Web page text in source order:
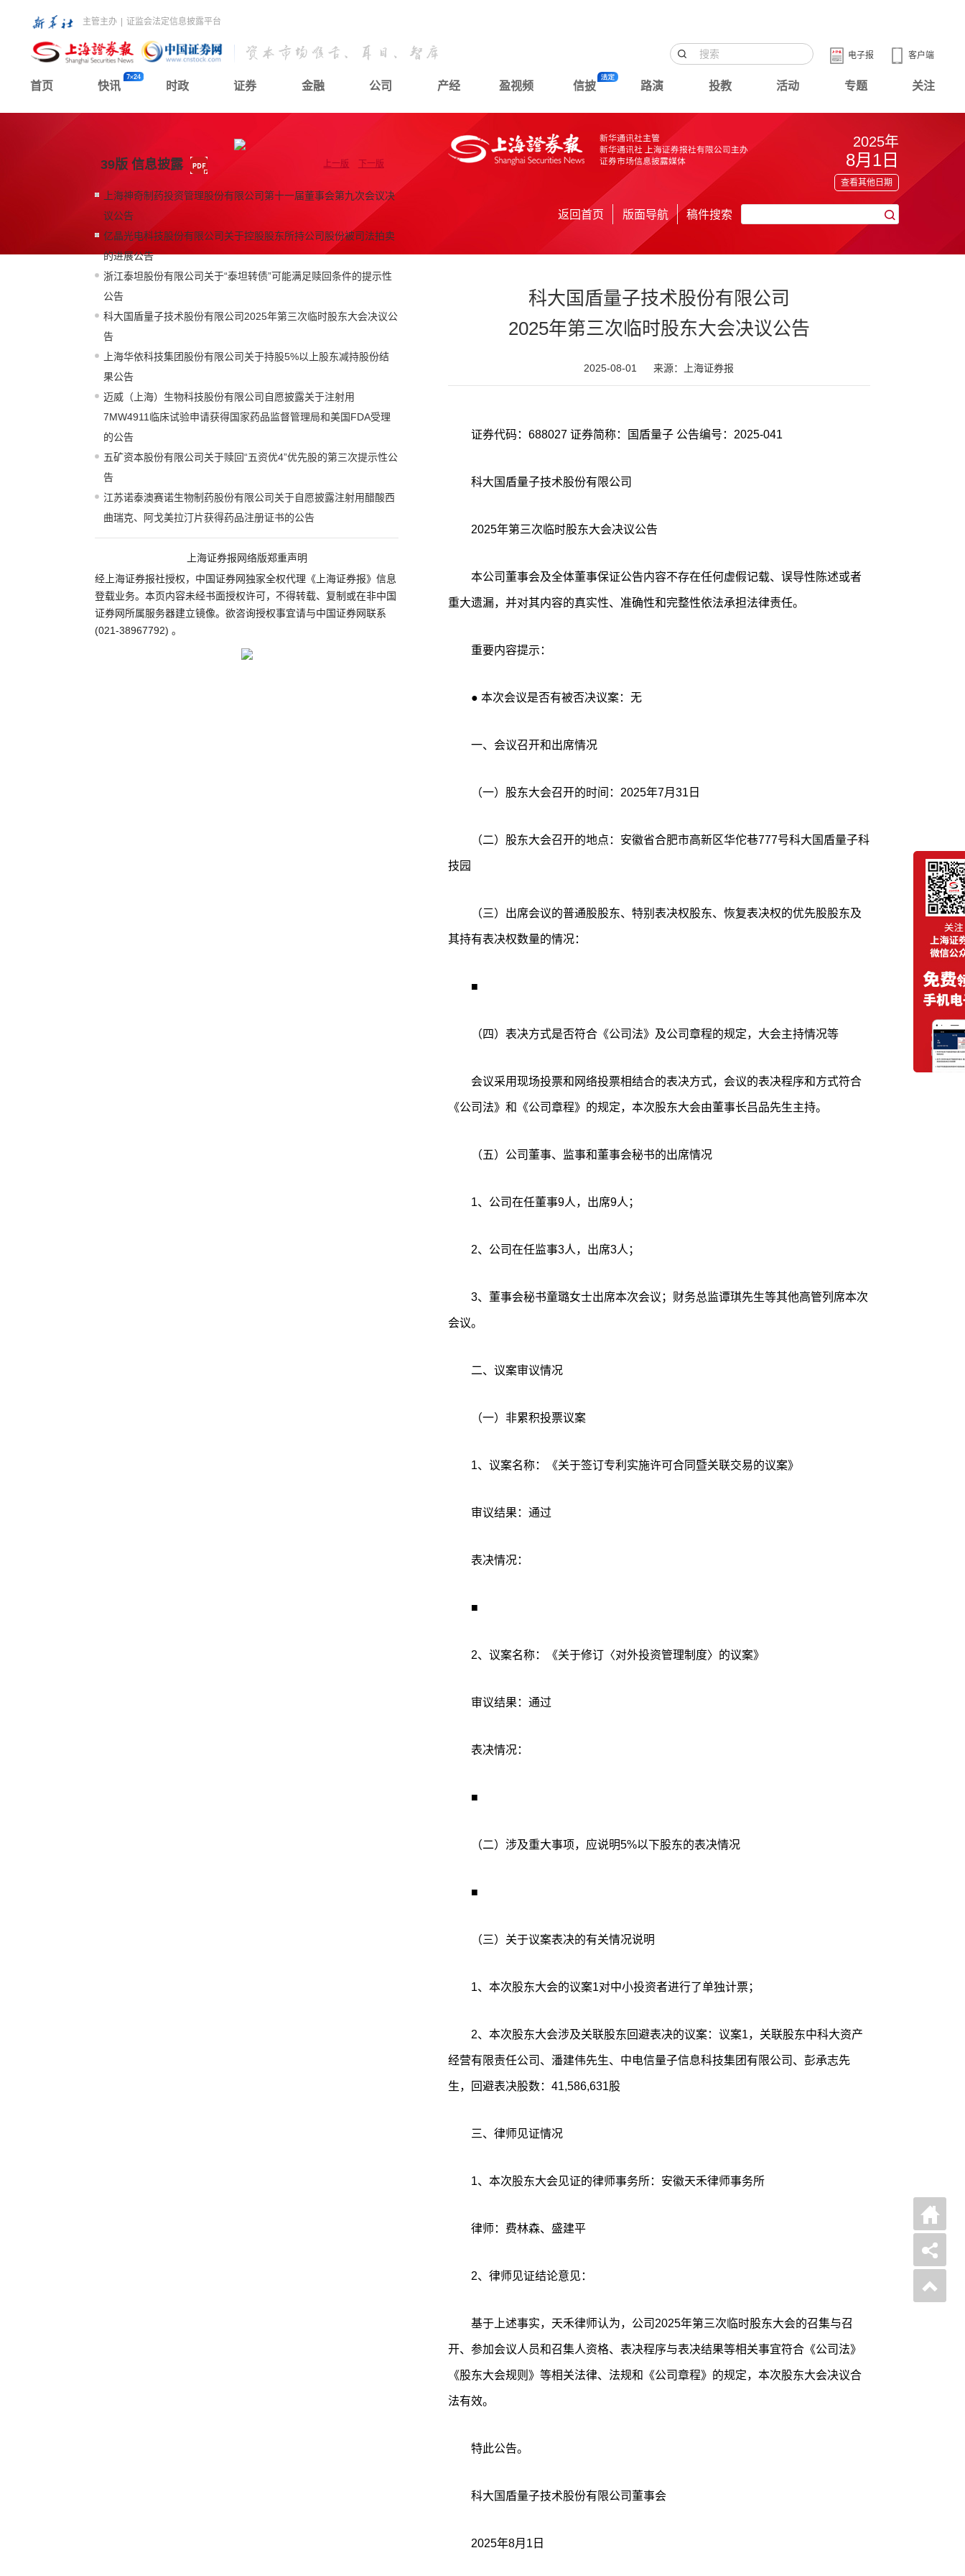
主管主办 证监会法定信息披露平台
客户端
电子报
首页 快讯 时政 证券 金融 公司 产经 盈视频 信披 路演 投教 活动 专题 关注
39版 信息披露 上一版 下一版
上海神奇制药投资管理股份有限公司第十一届董事会第九次会议决
议公告
亿晶光电科技股份有限公司关于控股股东所持公司股份被司法拍卖
的进展公告
浙江泰坦股份有限公司关于“泰坦转债”可能满足赎回条件的提示性
公告
科大国盾量子技术股份有限公司2025年第三次临时股东大会决议公
告
上海华依科技集团股份有限公司关于持股5%以上股东减持股份结
果公告
迈威（上海）生物科技股份有限公司自愿披露关于注射用
7MW4911临床试验申请获得国家药品监督管理局和美国FDA受理
的公告
五矿资本股份有限公司关于赎回“五资优4”优先股的第三次提示性公
告
江苏诺泰澳赛诺生物制药股份有限公司关于自愿披露注射用醋酸西
曲瑞克、阿戈美拉汀片获得药品注册证书的公告
上海证券报网络版郑重声明
经上海证券报社授权，中国证券网独家全权代理《上海证券报》信息
登载业务。本页内容未经书面授权许可，不得转载、复制或在非中国
证券网所属服务器建立镜像。欲咨询授权事宜请与中国证券网联系
(021-38967792) 。
2025年
8月1日
查看其他日期
返回首页 版面导航 稿件搜索
科大国盾量子技术股份有限公司
2025年第三次临时股东大会决议公告
2025-08-01 来源：上海证券报
证券代码：688027 证券简称：国盾量子 公告编号：2025-041
科大国盾量子技术股份有限公司
2025年第三次临时股东大会决议公告
本公司董事会及全体董事保证公告内容不存在任何虚假记载、误导性陈述或者
重大遗漏，并对其内容的真实性、准确性和完整性依法承担法律责任。
重要内容提示：
● 本次会议是否有被否决议案：无
一、会议召开和出席情况
（一）股东大会召开的时间：2025年7月31日
（二）股东大会召开的地点：安徽省合肥市高新区华佗巷777号科大国盾量子科
技园
（三）出席会议的普通股股东、特别表决权股东、恢复表决权的优先股股东及
其持有表决权数量的情况：
■
（四）表决方式是否符合《公司法》及公司章程的规定，大会主持情况等
会议采用现场投票和网络投票相结合的表决方式，会议的表决程序和方式符合
《公司法》和《公司章程》的规定，本次股东大会由董事长吕品先生主持。
（五）公司董事、监事和董事会秘书的出席情况
1、公司在任董事9人，出席9人；
2、公司在任监事3人，出席3人；
3、董事会秘书童璐女士出席本次会议；财务总监谭琪先生等其他高管列席本次
会议。
二、议案审议情况
（一）非累积投票议案
1、议案名称：《关于签订专利实施许可合同暨关联交易的议案》
审议结果：通过
表决情况：
■
2、议案名称：《关于修订〈对外投资管理制度〉的议案》
审议结果：通过
表决情况：
■
（二）涉及重大事项，应说明5%以下股东的表决情况
■
（三）关于议案表决的有关情况说明
1、本次股东大会的议案1对中小投资者进行了单独计票；
2、本次股东大会涉及关联股东回避表决的议案：议案1，关联股东中科大资产
经营有限责任公司、潘建伟先生、中电信量子信息科技集团有限公司、彭承志先
生，回避表决股数：41,586,631股
三、律师见证情况
1、本次股东大会见证的律师事务所：安徽天禾律师事务所
律师：费林森、盛建平
2、律师见证结论意见：
基于上述事实，天禾律师认为，公司2025年第三次临时股东大会的召集与召
开、参加会议人员和召集人资格、表决程序与表决结果等相关事宜符合《公司法》
《股东大会规则》等相关法律、法规和《公司章程》的规定，本次股东大会决议合
法有效。
特此公告。
科大国盾量子技术股份有限公司董事会
2025年8月1日